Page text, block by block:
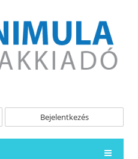
Bejelentkezés